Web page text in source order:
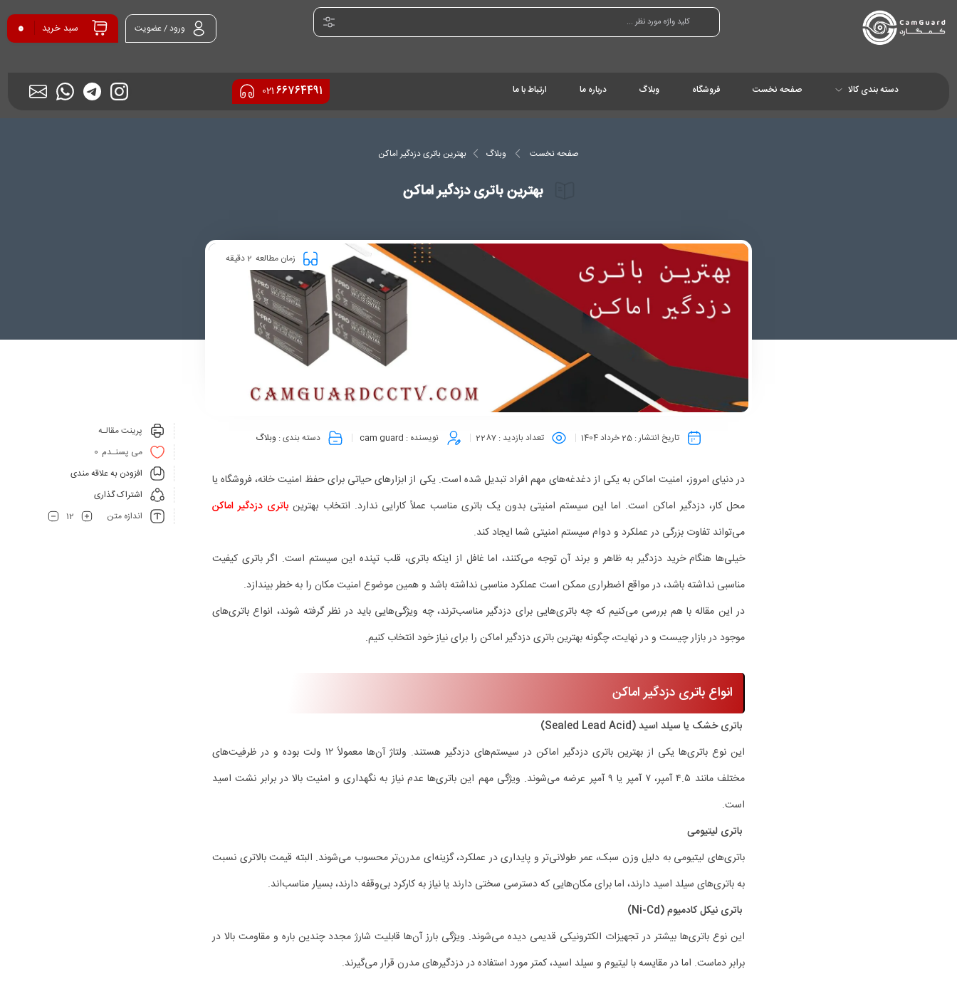
ورود / عضویت سبد خرید 0
دسته بندی کالا صفحه نخست فروشگاه وبلاگ درباره ما ارتباط با ما 66764491
021
صفحه نخست وبلاگ بهترین باتری دزدگیر اماکن
بهترین باتری دزدگیر اماکن
زمان مطالعه 2دقیقه
تاریخ انتشار :25 خرداد 1404 تعداد بازدید :2287 نویسنده : cam guard دسته بندی : وبلاگ
پرینت مقالـه
می پسنـدم 0
افزودن به علاقه مندی
اشتراک گذاری
اندازه متن
12
در دنیای امروز، امنیت اماکن به یکی از دغدغه‌های مهم افراد تبدیل شده است. یکی از ابزارهای حیاتی برای حفظ امنیت خانه، فروشگاه یا
محل کار، دزدگیر اماکن است. اما این سیستم امنیتی بدون یک باتری مناسب عملاً کارایی ندارد. انتخاب بهترین باتری دزدگیر اماکن
می‌تواند تفاوت بزرگی در عملکرد و دوام سیستم امنیتی شما ایجاد کند.
خیلی‌ها هنگام خرید دزدگیر به ظاهر و برند آن توجه می‌کنند، اما غافل از اینکه باتری، قلب تپنده این سیستم است. اگر باتری کیفیت
مناسبی نداشته باشد، در مواقع اضطراری ممکن است عملکرد مناسبی نداشته باشد و همین موضوع امنیت مکان را به خطر بیندازد.
در این مقاله با هم بررسی می‌کنیم که چه باتری‌هایی برای دزدگیر مناسب‌ترند، چه ویژگی‌هایی باید در نظر گرفته شوند، انواع باتری‌های
موجود در بازار چیست و در نهایت، چگونه بهترین باتری دزدگیر اماکن را برای نیاز خود انتخاب کنیم.
انواع باتری دزدگیر اماکن
باتری خشک یا سیلد اسید (Sealed Lead Acid)
این نوع باتری‌ها یکی از بهترین باتری دزدگیر اماکن در سیستم‌های دزدگیر هستند. ولتاژ آن‌ها معمولاً ۱۲ ولت بوده و در ظرفیت‌های
مختلف مانند ۴.۵ آمپر، ۷ آمپر یا ۹ آمپر عرضه می‌شوند. ویژگی مهم این باتری‌ها عدم نیاز به نگهداری و امنیت بالا در برابر نشت اسید
است.
باتری لیتیومی
باتری‌های لیتیومی به دلیل وزن سبک، عمر طولانی‌تر و پایداری در عملکرد، گزینه‌ای مدرن‌تر محسوب می‌شوند. البته قیمت بالاتری نسبت
به باتری‌های سیلد اسید دارند، اما برای مکان‌هایی که دسترسی سختی دارند یا نیاز به کارکرد بی‌وقفه دارند، بسیار مناسب‌اند.
باتری نیکل کادمیوم (Ni-Cd)
این نوع باتری‌ها بیشتر در تجهیزات الکترونیکی قدیمی دیده می‌شوند. ویژگی بارز آن‌ها قابلیت شارژ مجدد چندین باره و مقاومت بالا در
برابر دماست. اما در مقایسه با لیتیوم و سیلد اسید، کمتر مورد استفاده در دزدگیرهای مدرن قرار می‌گیرند.